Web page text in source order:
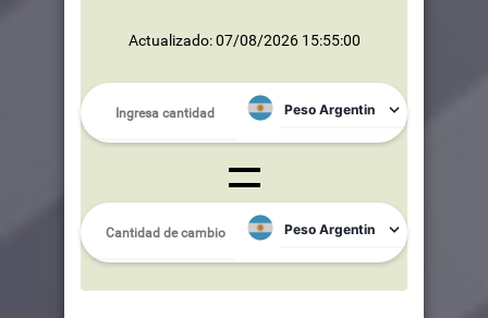
Actualizado: 07/08/2026 15:55:00